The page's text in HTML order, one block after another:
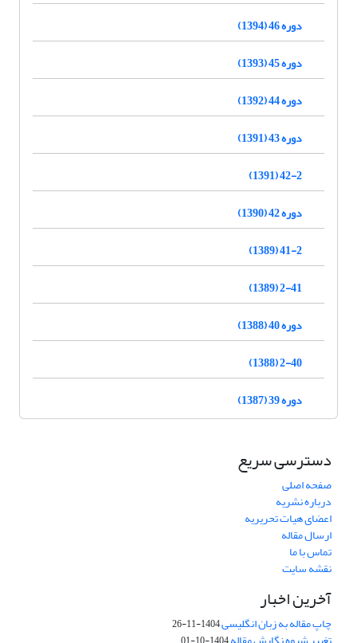
دوره 46 (1394)
دوره 45 (1393)
دوره 44 (1392)
دوره 43 (1391)
42-2 (1391)
دوره 42 (1390)
41-2 (1389)
2-41 (1389)
دوره 40 (1388)
2-40 (1388)
دوره 39 (1387)
دسترسی سریع
صفحه اصلی
درباره نشریه
اعضای هیات تحریریه
ارسال مقاله
تماس با ما
نقشه سایت
آخرین اخبار
چاپ مقاله به زبان انگلیسی1404-11-26